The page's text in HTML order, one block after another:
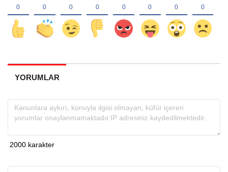
YORUMLAR